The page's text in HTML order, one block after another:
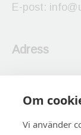
Om
Vi använder
E-post:
Adress
124 59